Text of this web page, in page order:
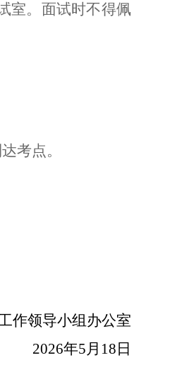
室。面试时不得佩
考点。
作领导小组办公室
2026年5月 18 日